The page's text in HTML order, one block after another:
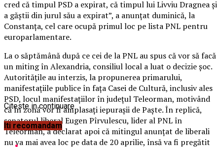
cred că timpul PSD a expirat, că timpul lui Livviu Dragnea și
a găștii din jurul său a expirat”, a anunțat duminică, la
Constanța, cel care ocupă primul loc pe lista PNL pentru
europarlamentare.
La o săptămână după ce cei de la PNL au spus că vor să facă
un miting în Alexandria, consiliul local a luat o decizie șoc.
Autoritățile au interzis, la propunerea primarului,
manifestațiile publice în fața Casei de Cultură, inclusiv ales
PSD, locul manifestațiilor în județul Teleorman, motivând
că în zonă vor fi amplasați iepurașii de Paște. În replică,
senatorul liberal Eugen Pîrvulescu, lider al PNL în
Teleorman, a declarat apoi că mitingul anunțat de liberali
nu va mai avea loc pe data de 20 aprilie, însă va fi pregătit
Citeste in continuare
Iti recomandam